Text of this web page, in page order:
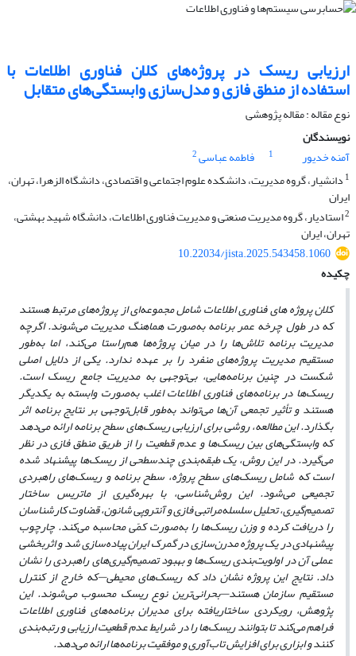
ارزیابی ریسک در پروژه‌های کلان فناوری اطلاعات با
استفاده از منطق فازی و مدل‌سازی وابستگی‌های متقابل
نوع مقاله : مقاله پژوهشی
نویسندگان
آمنه خدیور
1 فاطمه عباسی2
1 دانشیار، گروه مدیریت، دانشکده علوم اجتماعی و اقتصادی، دانشگاه الزهرا، تهران،
ایران
2استادیار، گروه مدیریت صنعتی و مدیریت فناوری اطلاعات، دانشگاه شهید بهشتی،
تهران، ایران
10.22034/jista.2025.543458.1060
چکیده
کلان پروژه های فناوری اطلاعات شامل مجموعه‌ای از پروژه‌های مرتبط هستند
که در طول چرخه عمر برنامه به‌صورت هماهنگ مدیریت می‌شوند. اگرچه
مدیریت برنامه تلاش‌ها را در میان پروژه‌ها هم‌راستا می‌کند، اما به‌طور
مستقیم مدیریت پروژه‌های منفرد را بر عهده ندارد. یکی از دلایل اصلی
شکست در چنین برنامه‌هایی، بی‌توجهی به مدیریت جامع ریسک است.
ریسک‌ها در برنامه‌های فناوری اطلاعات اغلب به‌صورت وابسته به یکدیگر
هستند و تأثیر تجمعی آن‌ها می‌تواند به‌طور قابل‌توجهی بر نتایج برنامه اثر
بگذارد. این مطالعه، روشی برای ارزیابی ریسک‌های سطح برنامه ارائه می‌دهد
که وابستگی‌های بین ریسک‌ها و عدم قطعیت را از طریق منطق فازی در نظر
می‌گیرد.در این روش، یک طبقه‌بندی چندسطحی از ریسک‌ها پیشنهاد شده
است که شامل ریسک‌های سطح پروژه، سطح برنامه و ریسک‌های راهبردی
تجمیعی می‌شود. این روش‌شناسی، با بهره‌گیری از ماتریس ساختار
تصمیم‌گیری، تحلیل سلسله‌مراتبی فازی و آنتروپی شانون، قضاوت کارشناسان
را دریافت کرده و وزن ریسک‌ها را به‌صورت کمّی محاسبه می‌کند.چارچوب
پیشنهادی در یک پروژه مدرن‌سازی در گمرک ایران پیاده‌سازی شد و اثربخشی
عملی آن در اولویت‌بندی ریسک‌ها و بهبود تصمیم‌گیری‌های راهبردی را نشان
داد. نتایج این پروژه نشان داد که ریسک‌های محیطی—که خارج از کنترل
مستقیم سازمان هستند—بحرانی‌ترین نوع ریسک محسوب می‌شوند.این
پژوهش، رویکردی ساختاریافته برای مدیران برنامه‌های فناوری اطلاعات
فراهم می‌کند تا بتوانند ریسک‌ها را در شرایط عدم قطعیت ارزیابی و رتبه‌بندی
کنند و ابزاری برای افزایش تاب‌آوری و موفقیت برنامه‌ها ارائه می‌دهد.